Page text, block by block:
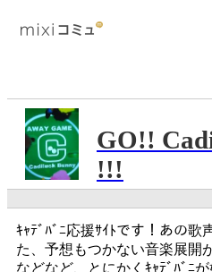
GO!!
!!!
ｷｬﾃﾞﾊﾞﾆ応援ｻｲﾄです！あの歌
た、予想もつかない音楽展開
などなど、とにかくｷｬﾃﾞﾊﾞﾆ